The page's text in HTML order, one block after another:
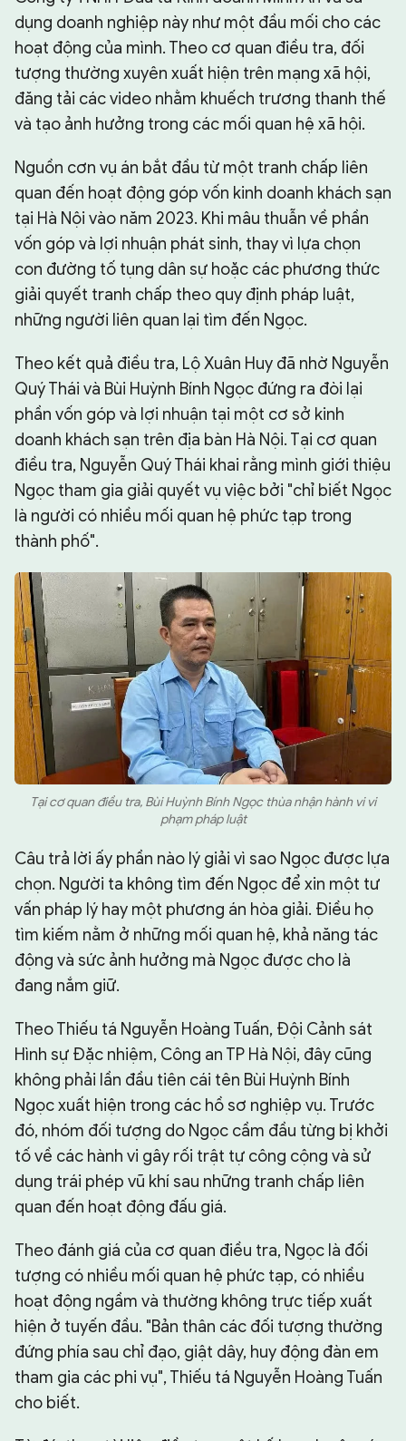
dụng doanh nghiệp này như một đầu mối cho các
hoạt động của mình. Theo cơ quan điều tra, đối
tượng thường xuyên xuất hiện trên mạng xã hội,
đăng tải các video nhằm khuếch trương thanh thế
và tạo ảnh hưởng trong các mối quan hệ xã hội.
Nguồn cơn vụ án bắt đầu từ một tranh chấp liên
quan đến hoạt động góp vốn kinh doanh khách sạn
tại Hà Nội vào năm 2023. Khi mâu thuẫn về phần
vốn góp và lợi nhuận phát sinh, thay vì lựa chọn
con đường tố tụng dân sự hoặc các phương thức
giải quyết tranh chấp theo quy định pháp luật,
những người liên quan lại tìm đến Ngọc.
Theo kết quả điều tra, Lộ Xuân Huy đã nhờ Nguyễn
Quý Thái và Bùi Huỳnh Bính Ngọc đứng ra đòi lại
phần vốn góp và lợi nhuận tại một cơ sở kinh
doanh khách sạn trên địa bàn Hà Nội. Tại cơ quan
điều tra, Nguyễn Quý Thái khai rằng mình giới thiệu
Ngọc tham gia giải quyết vụ việc bởi "chỉ biết Ngọc
là người có nhiều mối quan hệ phức tạp trong
thành phố".
Tại cơ quan điều tra, Bùi Huỳnh Bính Ngọc thùa nhận hành vi vi
phạm pháp luật
Câu trả lời ấy phần nào lý giải vì sao Ngọc được lựa
chọn. Người ta không tìm đến Ngọc để xin một tư
vấn pháp lý hay một phương án hòa giải. Điều họ
tìm kiếm nằm ở những mối quan hệ, khả năng tác
động và sức ảnh hưởng mà Ngọc được cho là
đang nắm giữ.
Theo Thiếu tá Nguyễn Hoàng Tuấn, Đội Cảnh sát
Hình sự Đặc nhiệm, Công an TP Hà Nội, đây cũng
không phải lần đầu tiên cái tên Bùi Huỳnh Bính
Ngọc xuất hiện trong các hồ sơ nghiệp vụ. Trước
đó, nhóm đối tượng do Ngọc cầm đầu từng bị khởi
tố về các hành vi gây rối trật tự công cộng và sử
dụng trái phép vũ khí sau những tranh chấp liên
quan đến hoạt động đấu giá.
Theo đánh giá của cơ quan điều tra, Ngọc là đối
tượng có nhiều mối quan hệ phức tạp, có nhiều
hoạt động ngầm và thường không trực tiếp xuất
hiện ở tuyến đầu. "Bản thân các đối tượng thường
đứng phía sau chỉ đạo, giật dây, huy động đàn em
tham gia các phi vụ", Thiếu tá Nguyễn Hoàng Tuấn
cho biết.